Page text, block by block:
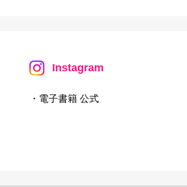
Instagram
・電子書籍 公式